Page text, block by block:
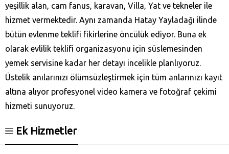
yeşillik alan, cam fanus, karavan, Villa, Yat ve tekneler ile
hizmet vermektedir. Aynı zamanda Hatay Yayladağı‎ ilinde
bütün evlenme teklifi fikirlerine öncülük ediyor. Buna ek
olarak evlilik teklifi organizasyonu için süslemesinden
yemek servisine kadar her detayı incelikle planlıyoruz.
Üstelik anılarınızı ölümsüzleştirmek için tüm anlarınızı kayıt
altına alıyor profesyonel video kamera ve fotoğraf çekimi
hizmeti sunuyoruz.
Ek Hizmetler